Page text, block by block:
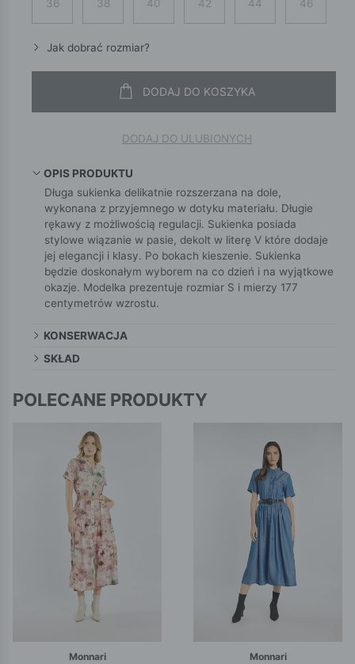
36 38 40 42 44 46
Jak dobrać rozmiar?
DODAJ DO KOSZYKA
DODAJ DO ULUBIONYCH
OPIS PRODUKTU
Długa sukienka delikatnie rozszerzana na dole,
wykonana z przyjemnego w dotyku materiału. Długie
rękawy z możliwością regulacji. Sukienka posiada
stylowe wiązanie w pasie, dekolt w literę V które dodaje
jej elegancji i klasy. Po bokach kieszenie. Sukienka
będzie doskonałym wyborem na co dzień i na wyjątkowe
okazje. Modelka prezentuje rozmiar S i mierzy 177
centymetrów wzrostu.
KONSERWACJA
SKŁAD
POLECANE PRODUKTY
Monnari
Monnari